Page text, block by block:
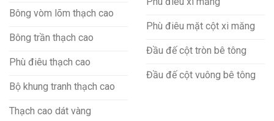
Bông vòm lõm thạch cao
Bông trần thạch cao
Phù điêu thạch cao
Bộ khung tranh thạch cao
Thạch cao dát vàng
Phù điêu mặt cột xi măng
Đầu đế cột tròn bê tông
Đầu đế cột vuông bê tông